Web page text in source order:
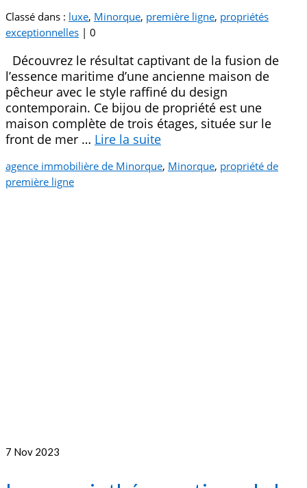
Classé dans : luxe, Minorque, première ligne, propriétés
exceptionnelles | 0
Découvrez le résultat captivant de la fusion de
l’essence maritime d’une ancienne maison de
pêcheur avec le style raffiné du design
contemporain. Ce bijou de propriété est une
maison complète de trois étages, située sur le
front de mer … Lire la suite­­
agence immobilière de Minorque, Minorque, propriété de
première ligne
7 Nov 2023